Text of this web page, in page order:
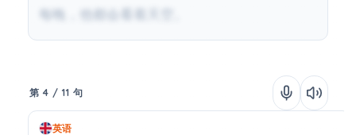
每晚，他都会看着天空。
第 4 / 11 句
英语